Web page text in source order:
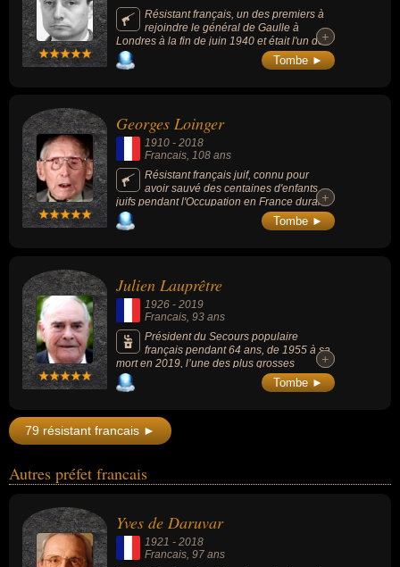
Résistant français, un des premiers à
rejoindre le général de Gaulle à
Londres à la fin de juin 1940 et était l'un des
derniers Compagnons de la Libération
encore vivants.
+
+
Tombe ►
Georges Loinger
1910 - 2018
Francais, 108 ans
Résistant français juif, connu pour
avoir sauvé des centaines d'enfants
juifs pendant l'Occupation en France durant
la Seconde Guerre mondiale.
+
+
Tombe ►
Julien Lauprêtre
1926 - 2019
Francais , 93 ans
Président du Secours populaire
français pendant 64 ans, de 1955 à sa
mort en 2019, l’une des plus grosses
associations françaises depuis plus de 60
ans. Figure du milieu caritatif français, il était
Légion d’honneur en 2017.
+
+
Tombe ►
79 résistant francais ►
Autres préfet francais
Yves de Daruvar
1921 - 2018
Francais, 97 ans